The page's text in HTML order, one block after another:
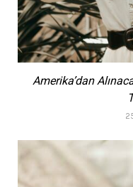
Amerika’dan